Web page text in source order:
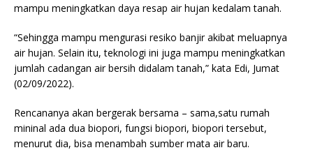
mampu meningkatkan daya resap air hujan kedalam tanah.
“Sehingga mampu mengurasi resiko banjir akibat meluapnya
air hujan. Selain itu, teknologi ini juga mampu meningkatkan
jumlah cadangan air bersih didalam tanah,” kata Edi, Jumat
(02/09/2022).
Rencananya akan bergerak bersama – sama,satu rumah
mininal ada dua biopori, fungsi biopori, biopori tersebut,
menurut dia, bisa menambah sumber mata air baru.